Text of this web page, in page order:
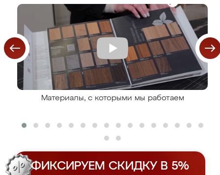
Материалы, с которыми мы работаем
ФИКСИРУЕМ СКИДКУ В 5%